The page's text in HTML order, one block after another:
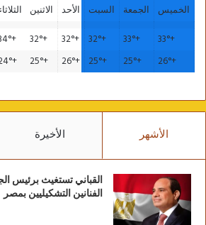
الخميس
الجمعة السبت الأحد الاثنين
+
33°
+
33°
+
32°
+
32°
+
32°
+
+
26°
+
25°
+
25°
+
26°
+
25°
+
الأشهر الأخيرة
القباني تستغيث برئيس
الفنانين التشكيليين بمصر